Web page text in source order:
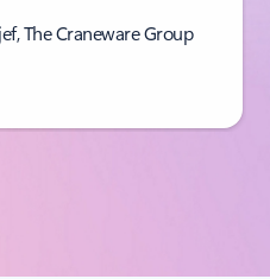
The Craneware Group